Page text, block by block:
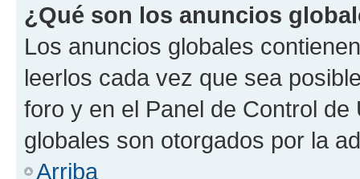
¿Qué son los anuncios
Los anuncios globales
leerlos cada vez que sea
foro y en el Panel de Control
globales son otorgados por la
Arriba